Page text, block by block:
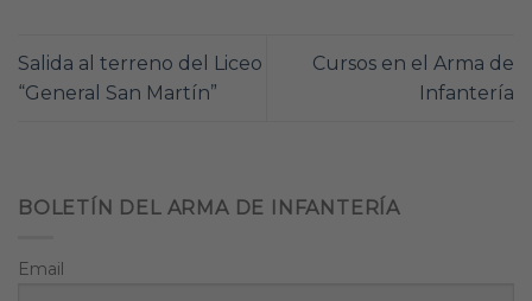
Salida al terreno del Liceo
“General San Martín”
Cursos en el Arma de
Infantería
BOLETÍN DEL ARMA DE INFANTERÍA
Email